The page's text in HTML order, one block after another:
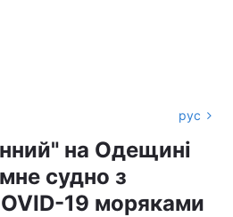
рус
на Одещині
судно з
19 моряками